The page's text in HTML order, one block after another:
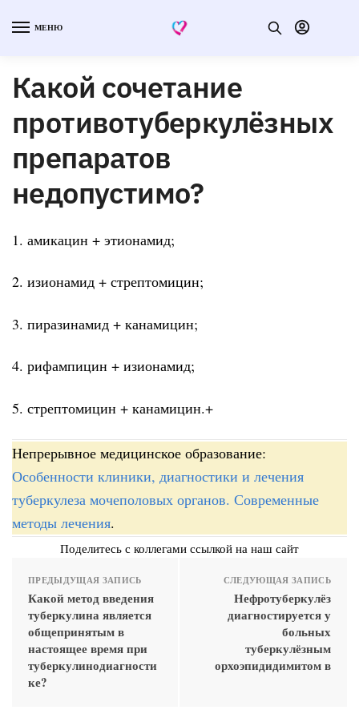
МЕНЮ
Какой сочетание
противотуберкулёзных
препаратов
недопустимо?
1. амикацин + этионамид;
2. изионамид + стрептомицин;
3. пиразинамид + канамицин;
4. рифампицин + изионамид;
5. стрептомицин + канамицин.+
Непрерывное медицинское образование:
Особенности клиники, диагностики и лечения
туберкулеза мочеполовых органов. Современные
методы лечения.
Поделитесь с коллегами ссылкой на наш сайт
ПРЕДЫДУЩАЯ ЗАПИСЬ
Какой метод введения
туберкулина является
общепринятым в
настоящее время при
туберкулинодиагности
ке?
СЛЕДУЮЩАЯ ЗАПИСЬ
Нефротуберкулёз
диагностируется у
больных
туберкулёзным
орхоэпидидимитом в